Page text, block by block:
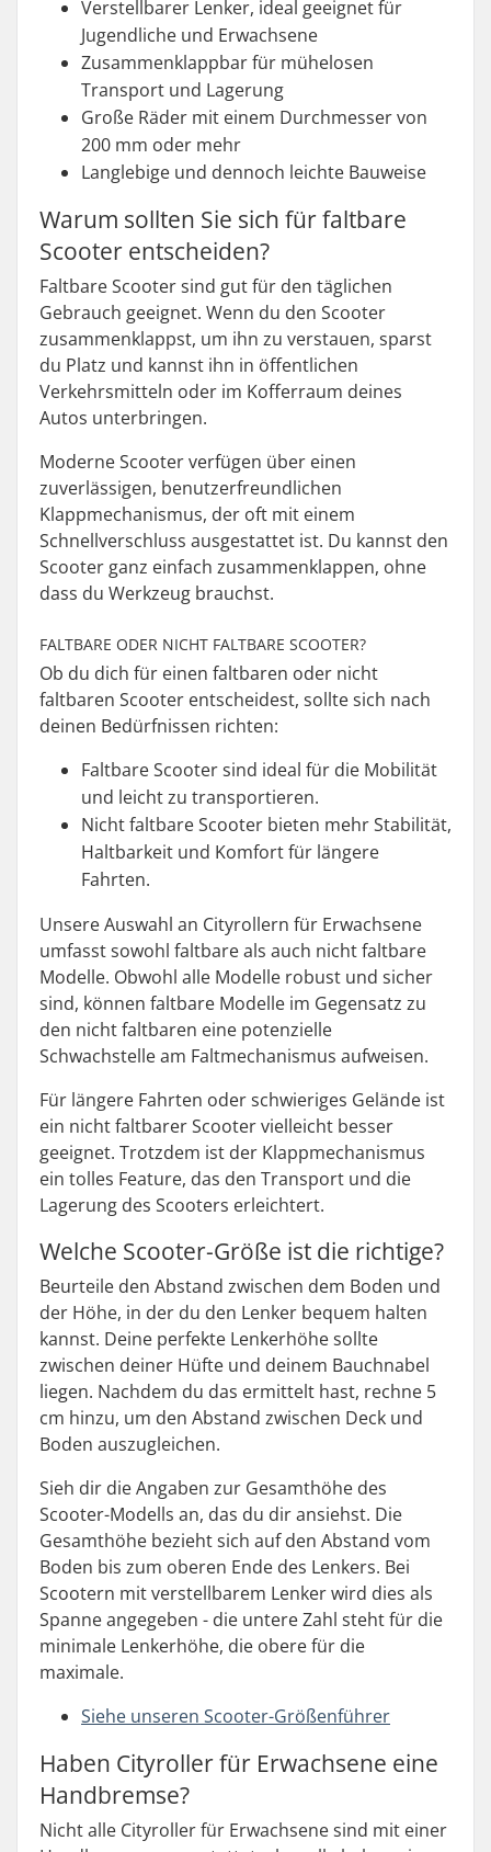
Verstellbarer Lenker, ideal geeignet für
Jugendliche und Erwachsene
Zusammenklappbar für mühelosen
Transport und Lagerung
Große Räder mit einem Durchmesser von
200 mm oder mehr
Langlebige und dennoch leichte Bauweise
Warum sollten Sie sich für faltbare
Scooter entscheiden?
Faltbare Scooter sind gut für den täglichen
Gebrauch geeignet. Wenn du den Scooter
zusammenklappst, um ihn zu verstauen, sparst
du Platz und kannst ihn in öffentlichen
Verkehrsmitteln oder im Kofferraum deines
Autos unterbringen.
Moderne Scooter verfügen über einen
zuverlässigen, benutzerfreundlichen
Klappmechanismus, der oft mit einem
Schnellverschluss ausgestattet ist. Du kannst den
Scooter ganz einfach zusammenklappen, ohne
dass du Werkzeug brauchst.
FALTBARE ODER NICHT FALTBARE SCOOTER?
Ob du dich für einen faltbaren oder nicht
faltbaren Scooter entscheidest, sollte sich nach
deinen Bedürfnissen richten:
Faltbare Scooter sind ideal für die Mobilität
und leicht zu transportieren.
Nicht faltbare Scooter bieten mehr Stabilität,
Haltbarkeit und Komfort für längere
Fahrten.
Unsere Auswahl an Cityrollern für Erwachsene
umfasst sowohl faltbare als auch nicht faltbare
Modelle. Obwohl alle Modelle robust und sicher
sind, können faltbare Modelle im Gegensatz zu
den nicht faltbaren eine potenzielle
Schwachstelle am Faltmechanismus aufweisen.
Für längere Fahrten oder schwieriges Gelände ist
ein nicht faltbarer Scooter vielleicht besser
geeignet. Trotzdem ist der Klappmechanismus
ein tolles Feature, das den Transport und die
Lagerung des Scooters erleichtert.
Welche Scooter-Größe ist die richtige?
Beurteile den Abstand zwischen dem Boden und
der Höhe, in der du den Lenker bequem halten
kannst. Deine perfekte Lenkerhöhe sollte
zwischen deiner Hüfte und deinem Bauchnabel
liegen. Nachdem du das ermittelt hast, rechne 5
cm hinzu, um den Abstand zwischen Deck und
Boden auszugleichen.
Sieh dir die Angaben zur Gesamthöhe des
Scooter-Modells an, das du dir ansiehst. Die
Gesamthöhe bezieht sich auf den Abstand vom
Boden bis zum oberen Ende des Lenkers. Bei
Scootern mit verstellbarem Lenker wird dies als
Spanne angegeben - die untere Zahl steht für die
minimale Lenkerhöhe, die obere für die
maximale.
Siehe unseren Scooter-Größenführer
Haben Cityroller für Erwachsene eine
Handbremse?
Nicht alle Cityroller für Erwachsene sind mit einer